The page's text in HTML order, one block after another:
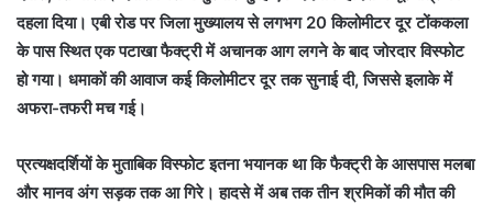
दहला दिया। एबी रोड पर जिला मुख्यालय से लगभग 20 किलोमीटर दूर टोंककला
के पास स्थित एक पटाखा फैक्ट्री में अचानक आग लगने के बाद जोरदार विस्फोट
हो गया। धमाकों की आवाज कई किलोमीटर दूर तक सुनाई दी, जिससे इलाके में
अफरा-तफरी मच गई।
प्रत्यक्षदर्शियों के मुताबिक विस्फोट इतना भयानक था कि फैक्ट्री के आसपास मलबा
और मानव अंग सड़क तक आ गिरे। हादसे में अब तक तीन श्रमिकों की मौत की